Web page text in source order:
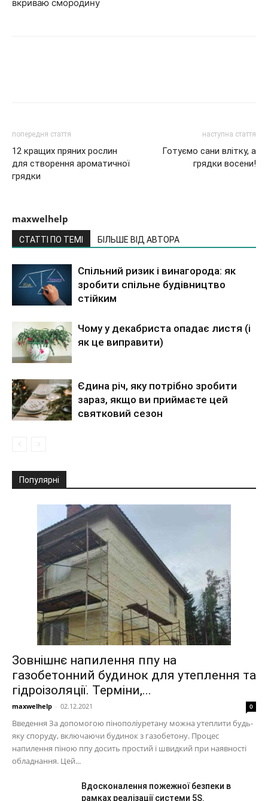
вкриваю смородину
попередня стаття
12 кращих пряних рослин
для створення ароматичної
грядки
наступна стаття
Готуємо сани влітку, а
грядки восени!
maxwelhelp
СТАТТІ ПО ТЕМІ БІЛЬШЕ ВІД АВТОРА
Спільний ризик і винагорода: як
зробити спільне будівництво
стійким
Чому у декабриста опадає листя (і
як це виправити)
Єдина річ, яку потрібно зробити
зараз, якщо ви приймаєте цей
святковий сезон
Популярні
Зовнішнє напилення ппу на
газобетонний будинок для утеплення та
гідроізоляції. Терміни,...
maxwelhelp - 02.12.2021 0
Введення За допомогою пінополіуретану можна утеплити будь-
яку споруду, включаючи будинок з газобетону. Процес
напилення піною ппу досить простий і швидкий при наявності
обладнання. Цей...
Вдосконалення пожежної безпеки в
рамках реалізації системи 5S.